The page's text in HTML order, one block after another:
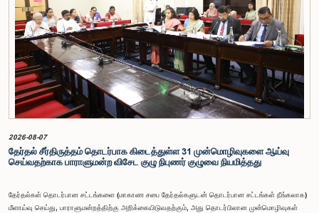
2026-08-07
தேர்தல் சீர்திருத்தம் தொடர்பாக கிடைத்துள்ள 31 முன்மொழிவுகளை ஆய்வு
செய்வதற்காக பாராளுமன்ற விசேட குழு நிபுணர் குழுவை நியமித்தது
தேர்தல்கள் தொடர்பான சட்டங்களை (மாகாண சபை தேர்தல்களுடன் தொடர்பான சட்டங்கள் நீங்கலாக)
மீளாய்வு செய்து, பாராளுமன்றத்திற்கு அறிக்கையிடுவதற்கும், அது தொடர்பிலான முன்மொழிவுகள்